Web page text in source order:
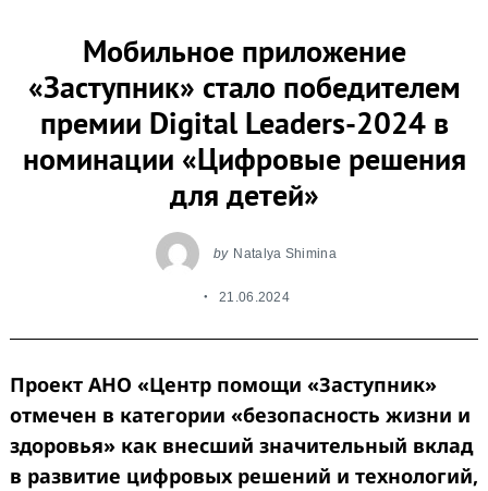
Мобильное приложение
«Заступник» стало победителем
премии Digital Leaders-2024 в
номинации «Цифровые решения
для детей»
by Natalya Shimina
21.06.2024
Проект АНО «Центр помощи «Заступник»
отмечен в категории «безопасность жизни и
здоровья» как внесший значительный вклад
в развитие цифровых решений и технологий,